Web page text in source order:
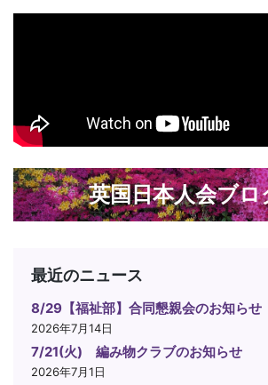
英国日本人会ブ
最近のニュース
8/29【福祉部】合同懇親会のお知らせ
2026年7月14日
7/21(火) 編み物クラブのお知らせ
2026年7月1日